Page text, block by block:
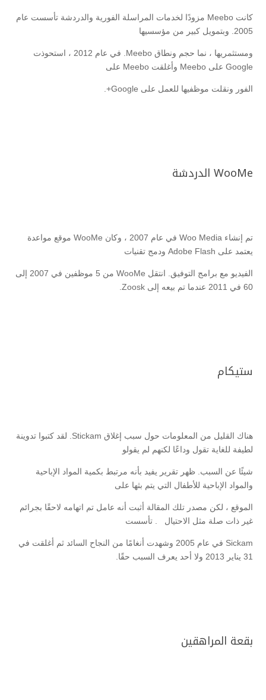
كانت Meebo مزودًا لخدمات المراسلة الفورية والدردشة تأسست عام
2005. وبتمويل كبير من مؤسسيها
ومستثمريها ، نما حجم ونطاق Meebo. في عام 2012 ، استحوذت
Google على Meebo وأغلقت Meebo على
الفور ونقلت موظفيها للعمل على Google+.
WooMe الدردشة
تم إنشاء Woo Media في عام 2007 ، وكان WooMe موقع مواعدة
يعتمد على Adobe Flash ودمج تقنيات
الفيديو مع برامج التوفيق. انتقل WooMe من 5 موظفين في 2007 إلى
60 في 2011 عندما تم بيعه إلى Zoosk.
ستيكام
هناك القليل من المعلومات حول سبب إغلاق Stickam. لقد كتبوا تدوينة
لطيفة للغاية تقول وداعًا لكنهم لم يقولو
شيئًا عن السبب. ظهر تقرير يفيد بأنه مرتبط بكمية المواد الإباحية
والمواد الإباحية للأطفال التي يتم بثها على
الموقع ، لكن مصدر تلك المقالة أثبت أنه عامل تم اتهامه لاحقًا بجرائم
غير ذات صلة مثل الاحتيال . تأسست
Sickam في عام 2005 وشهدت أنغامًا من النجاح السائد ثم أغلقت في
31 يناير 2013 ولا أحد يعرف السبب حقًا.
بقعة المراهقين